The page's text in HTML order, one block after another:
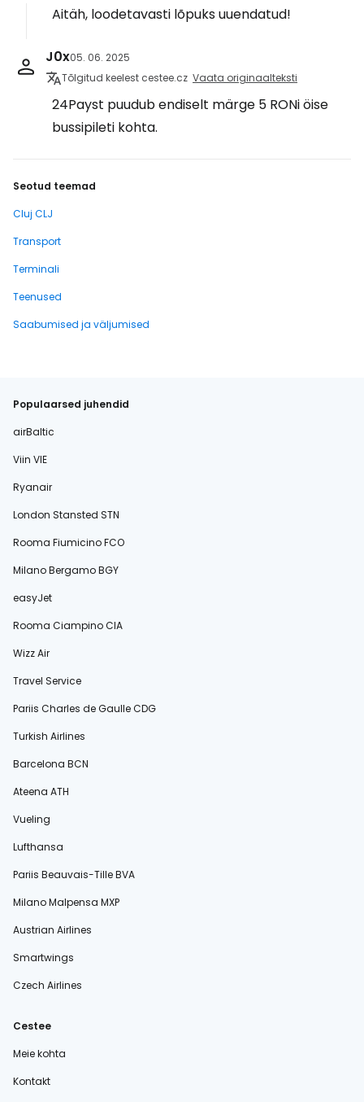
Aitäh, loodetavasti lõpuks uuendatud!
J0x05. 06. 2025
Tõlgitud keelest cestee.cz Vaata originaalteksti
24Payst puudub endiselt märge 5 RONi öise
bussipileti kohta.
Seotud teemad
Cluj CLJ
Transport
Terminali
Teenused
Saabumised ja väljumised
Populaarsed juhendid
airBaltic
Viin VIE
Ryanair
London Stansted STN
Rooma Fiumicino FCO
Milano Bergamo BGY
easyJet
Rooma Ciampino CIA
Wizz Air
Travel Service
Pariis Charles de Gaulle CDG
Turkish Airlines
Barcelona BCN
Ateena ATH
Vueling
Lufthansa
Pariis Beauvais-Tille BVA
Milano Malpensa MXP
Austrian Airlines
Smartwings
Czech Airlines
Cestee
Meie kohta
Kontakt